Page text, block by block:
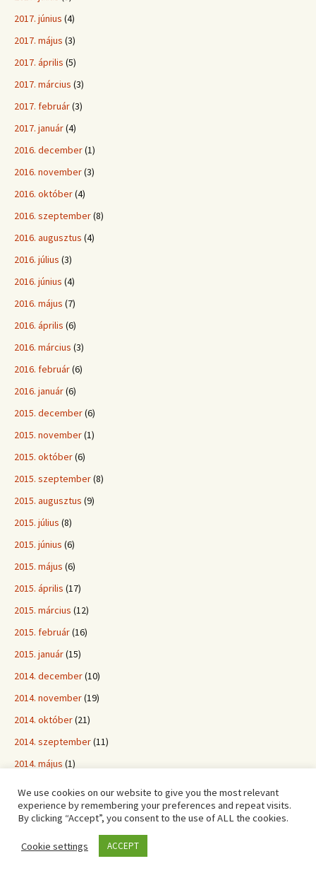
2017. június (4)
2017. május (3)
2017. április (5)
2017. március (3)
2017. február(3)
2017. január(4)
2016. december(1)
2016. november(3)
2016. október(4)
2016. szeptember(8)
2016. augusztus (4)
2016. július (3)
2016. június (4)
2016. május (7)
2016. április (6)
2016. március (3)
2016. február(6)
2016. január(6)
2015. december(6)
2015. november(1)
2015. október(6)
2015. szeptember(8)
2015. augusztus (9)
2015. július (8)
2015. június (6)
2015. május (6)
2015. április (17)
2015. március (12)
2015. február(16)
2015. január(15)
2014. december(10)
2014. november(19)
2014. október(21)
2014. szeptember(11)
2014. május (1)
Ahogy én láttam -
We use cookies on our website to give you the most relevant
experience by remembering your preferences and repeat visits.
By clicking “Accept”, you consent to the use of ALL the cookies.
Cookie settings ACCEPT